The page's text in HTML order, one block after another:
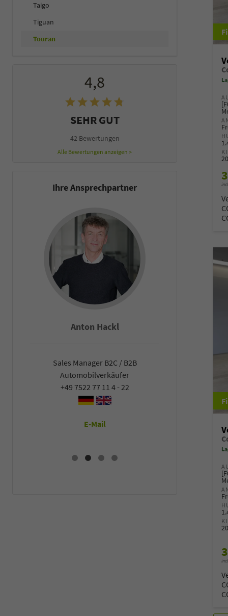
Taigo
Tiguan
Touran
4,8
SEHR GUT
42 Bewertungen
Alle Bewertungen anzeigen >
Ihre Ansprechpartner
Anton Hackl
Sales Manager B2C / B2B
Automobilverkäufer
+49 7522 77 11 4 - 22
E-Mail
Sales